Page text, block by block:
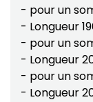
- pour un
- Longueur
- pour un
- Longueur
- pour un
- Longueur